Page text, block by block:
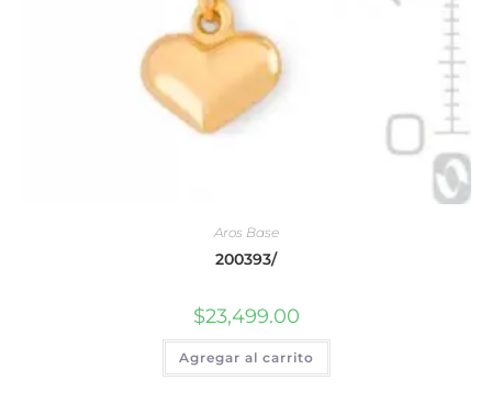
Aros Base
200393/
$23,499.00
Agregar al carrito